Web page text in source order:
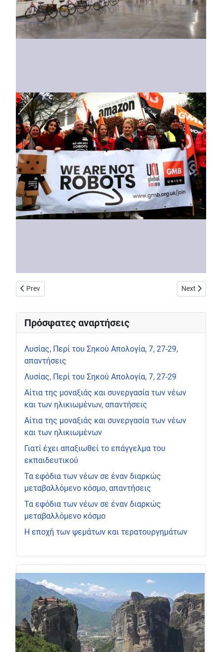
Πρόσφατες αναρτήσεις
Λυσίας, Περί του Σηκού Απολογία, 7, 27-29,
απαντήσεις
Λυσίας, Περί του Σηκού Απολογία, 7, 27-29
Αίτια της μοναξιάς και συνεργασία των νέων
και των ηλικιωμένων, απαντήσεις
Αίτια της μοναξιάς και συνεργασία των νέων
και των ηλικιωμένων
Γιατί έχει απαξιωθεί το επάγγελμα του
εκπαιδευτικού
Τα εφόδια των νέων σε έναν διαρκώς
μεταβαλλόμενο κόσμο, απαντήσεις
Τα εφόδια των νέων σε έναν διαρκώς
μεταβαλλόμενο κόσμο
Η εποχή των ψεμάτων και τερατουργημάτων
Previous article: Οι διανοούμενοι στην εποχή των ΜΜΕ, Κ.
Prev Next article:
Next